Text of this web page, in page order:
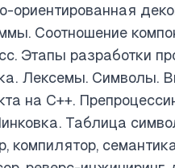
ориентированная
Соотношение
Этапы разработки
Лексемы. Символы.
на С++.
Таблица
компилятор,